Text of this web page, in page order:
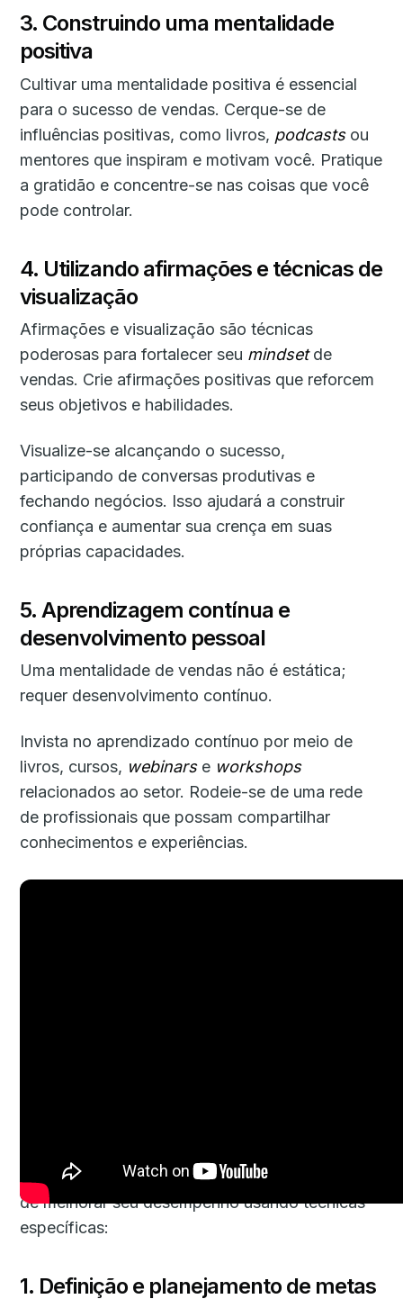
3. Construindo uma mentalidade
positiva
Cultivar uma mentalidade positiva é essencial
para o sucesso de vendas. Cerque-se de
influências positivas, como livros, podcastsou
mentores que inspiram e motivam você. Pratique
a gratidão e concentre-se nas coisas que você
pode controlar.
4. Utilizando afirmações e técnicas de
visualização
Afirmações e visualização são técnicas
poderosas para fortalecer seu mindsetde
vendas. Crie afirmações positivas que reforcem
seus objetivos e habilidades.
Visualize-se alcançando o sucesso,
participando de conversas produtivas e
fechando negócios. Isso ajudará a construir
confiança e aumentar sua crença em suas
próprias capacidades.
5. Aprendizagem contínua e
desenvolvimento pessoal
Uma mentalidade de vendas não é estática;
requer desenvolvimento contínuo.
Invista no aprendizado contínuo por meio de
livros, cursos, webinarse workshops
relacionados ao setor. Rodeie-se de uma rede
de profissionais que possam compartilhar
conhecimentos e experiências.
Depois de adotar o mindsetde vendas, é hora
de melhorar seu desempenho usando técnicas
específicas:
1. Definição e planejamento de metas